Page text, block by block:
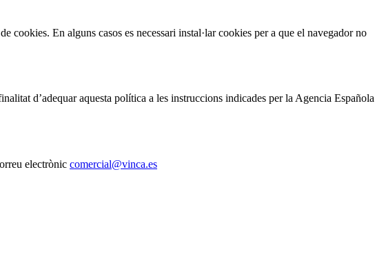
cookies. En alguns casos es necessari instal·lar cookies per a que el navegador no
d’adequar aquesta política a les instruccions indicades per la Agencia Española
electrònic comercial@vinca.es